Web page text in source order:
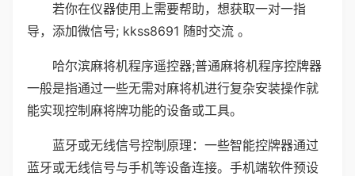
若你在仪器使用上需要帮助，想获取一对一指
导，添加微信号; kkss8691 随时交流 。
哈尔滨麻将机程序遥控器;普通麻将机程序控牌器
一般是指通过一些无需对麻将机进行复杂安装操作就
能实现控制麻将牌功能的设备或工具。
蓝牙或无线信号控制原理：一些智能控牌器通过
蓝牙或无线信号与手机等设备连接。手机端软件预设